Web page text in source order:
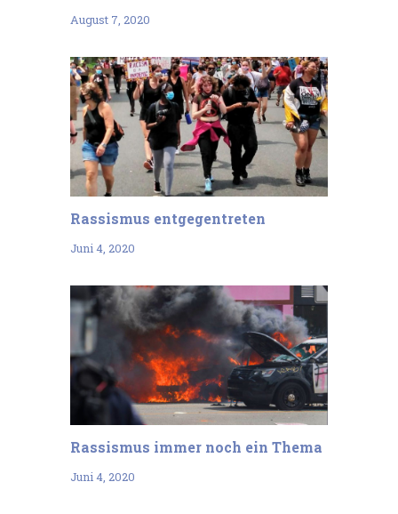
August 7, 2020
Rassismus entgegentreten
Juni 4, 2020
Rassismus immer noch ein Thema
Juni 4, 2020